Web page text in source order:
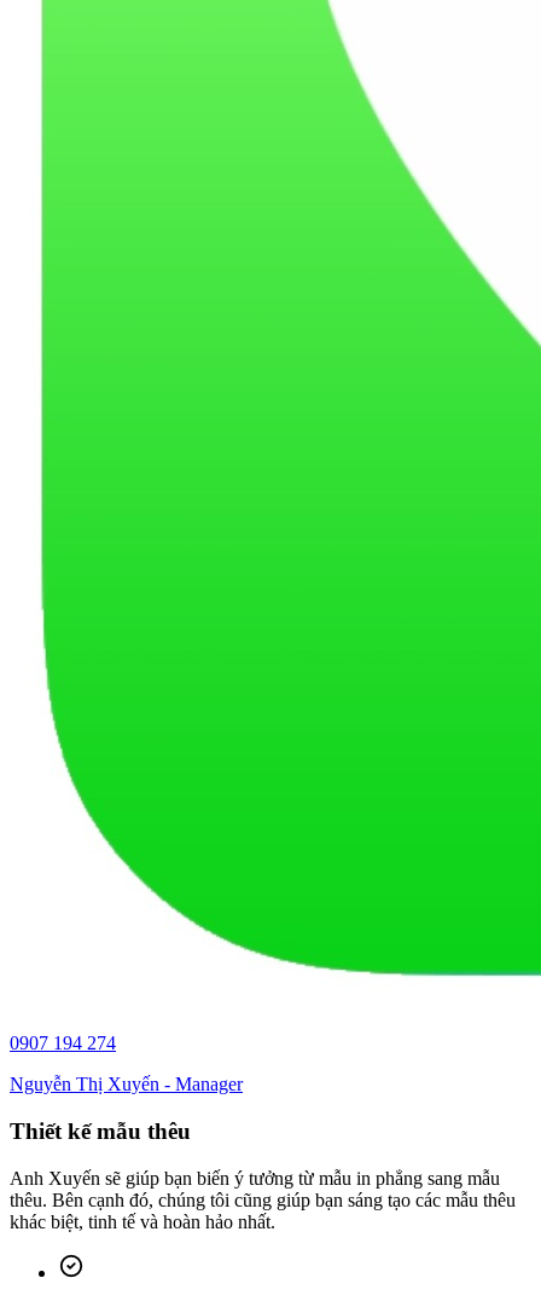
0907 194 274
Nguyễn Thị Xuyến - Manager
Thiết kế mẫu thêu
Anh Xuyến sẽ giúp bạn biến ý tưởng từ mẫu in phẳng sang mẫu
thêu. Bên cạnh đó, chúng tôi cũng giúp bạn sáng tạo các mẫu thêu
khác biệt, tinh tế và hoàn hảo nhất.